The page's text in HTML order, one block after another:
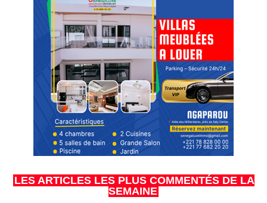
LES ARTICLES LES PLUS COMMENTÉS DE LA
SEMAINE